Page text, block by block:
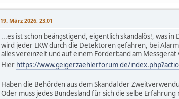
19. März 2026, 23:01
...es ist schon beängstigend, eigentlich skandalös!, was
wird jeder LKW durch die Detektoren gefahren, bei
alles vereinzelt und auf einem Förderband am
Hier https://www.geigerzaehlerforum.de/
Haben die Behörden aus dem Skandal der
Oder muss jedes Bundesland für sich die selbe Erfahrung